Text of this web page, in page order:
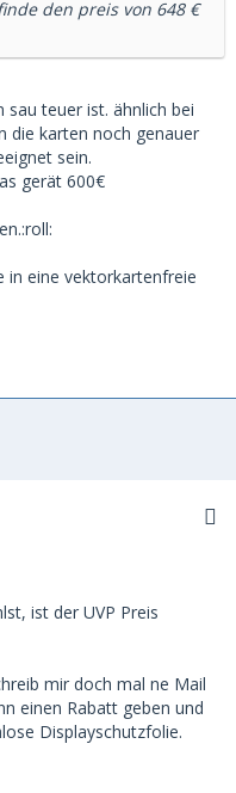
den preis von 648 €
teuer ist. ähnlich bei
die karten noch genauer
sein.
gerät 600€
in eine vektorkartenfreie
ist der UVP Preis
mir doch mal ne Mail
einen Rabatt geben und
Displayschutzfolie.